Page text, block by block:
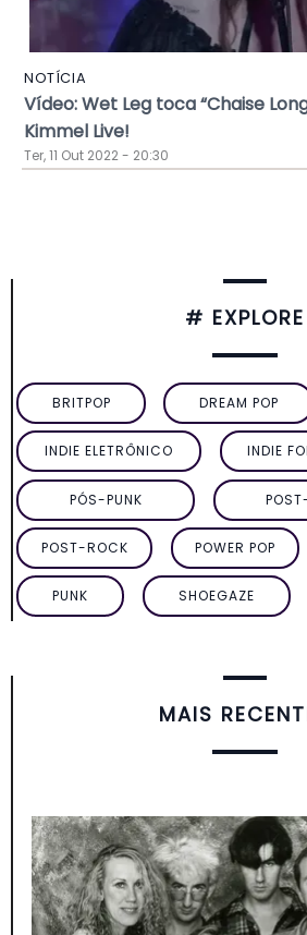
NOTÍCIA
Vídeo: Wet Leg toca “Chaise
Kimmel Live!
Ter, 11 Out 2022 - 20:30
# EXPLORE
BRITPOP DREAM POP
INDIE ELETRÔNICO INDIE
PÓS-PUNK
POST-ROCK POWER POP
PUNK SHOEGAZE
MAIS